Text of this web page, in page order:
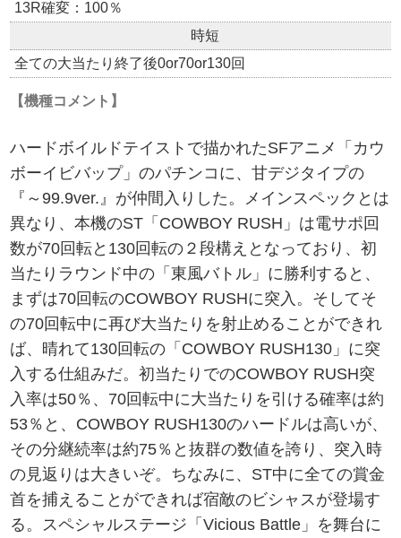
13R確変：100％
時短
全ての大当たり終了後0or70or130回
【機種コメント】
ハードボイルドテイストで描かれたSFアニメ「カウ
ボーイビバップ」のパチンコに、甘デジタイプの
『～99.9ver.』が仲間入りした。メインスペックとは
異なり、本機のST「COWBOY RUSH」は電サポ回
数が70回転と130回転の２段構えとなっており、初
当たりラウンド中の「東風バトル」に勝利すると、
まずは70回転のCOWBOY RUSHに突入。そしてそ
の70回転中に再び大当たりを射止めることができれ
ば、晴れて130回転の「COWBOY RUSH130」に突
入する仕組みだ。初当たりでのCOWBOY RUSH突
入率は50％、70回転中に大当たりを引ける確率は約
53％と、COWBOY RUSH130のハードルは高いが、
その分継続率は約75％と抜群の数値を誇り、突入時
の見返りは大きいぞ。ちなみに、ST中に全ての賞金
首を捕えることができれば宿敵のビシャスが登場す
る。スペシャルステージ「Vicious Battle」を舞台に